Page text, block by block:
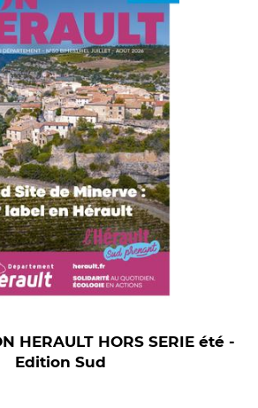
HERAULT HORS SERIE été -
Edition Sud